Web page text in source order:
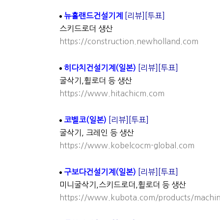
뉴홀랜드건설기계 [리뷰]
[투표]
스키드로더 생산
https://construction.newholland.com
히다치건설기계(일본) [리뷰]
[투표]
굴삭기,휠로더 등 생산
https://www.hitachicm.com
코벨코(일본) [리뷰]
[투표]
굴삭기, 크레인 등 생산
https://www.kobelcocm-global.com
구보다건설기계(일본) [리뷰]
[투표]
미니굴삭기,스키드로더,휠로더 등 생산
https://www.kubota.com/products/